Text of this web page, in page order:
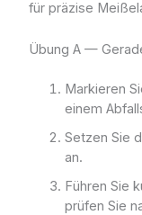
für präzise
Übung A —
Markieren
einem
Setzen Sie
an.
Führen Sie
prüfen Sie